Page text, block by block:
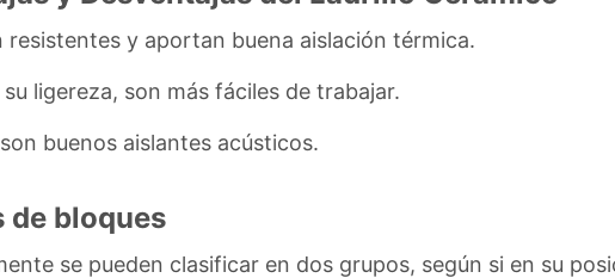
resistentes y aportan buena aislación térmica.
su ligereza, son más fáciles de trabajar.
buenos aislantes acústicos.
de bloques
se pueden clasificar en dos grupos, según si en su